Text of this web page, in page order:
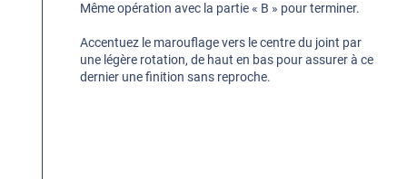
Même opération avec la partie « B » pour terminer.
Accentuez le marouflage vers le centre du joint par
une légère rotation, de haut en bas pour assurer à ce
dernier une finition sans reproche.